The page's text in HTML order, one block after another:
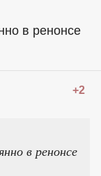
в ренонсе
+2
в ренонсе